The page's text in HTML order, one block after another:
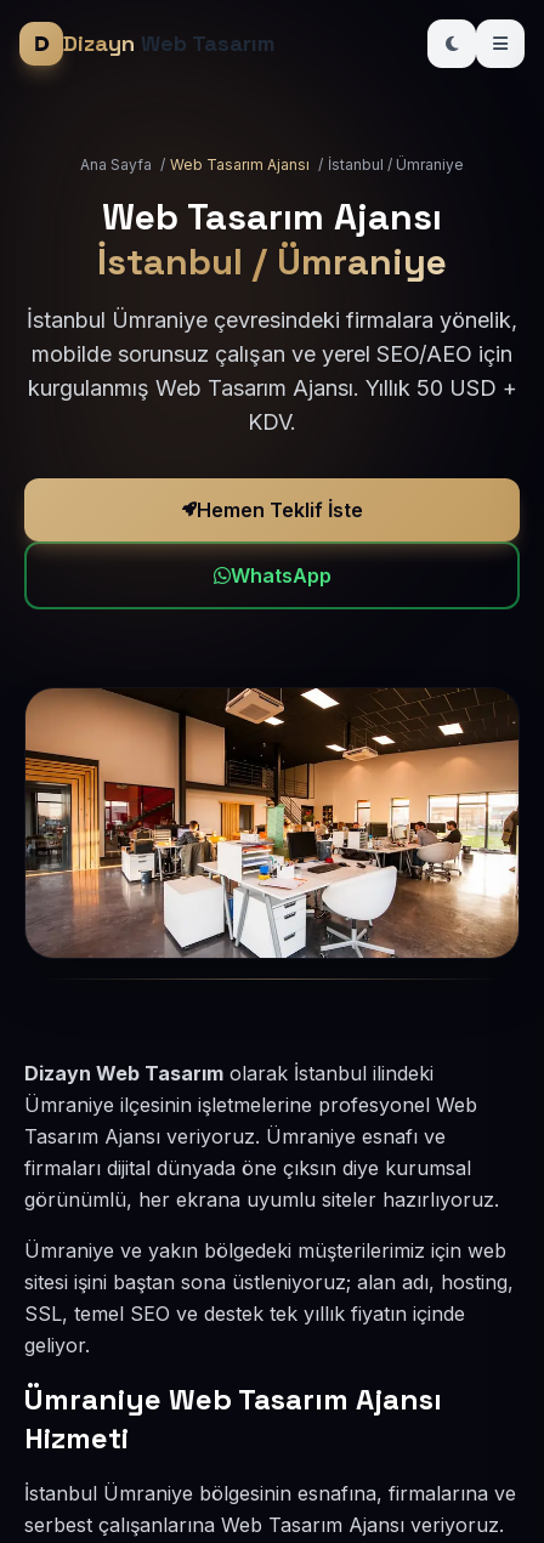
Dizayn Web Tasarım
Ana Sayfa / Web Tasarım Ajansı / İstanbul / Ümraniye
Web Tasarım Ajansı
İstanbul / Ümraniye
İstanbul Ümraniye çevresindeki firmalara yönelik,
mobilde sorunsuz çalışan ve yerel SEO/AEO için
kurgulanmış Web Tasarım Ajansı. Yıllık 50 USD +
KDV.
Hemen Teklif İste
WhatsApp
Dizayn Web Tasarım olarak İstanbul ilindeki
Ümraniye ilçesinin işletmelerine profesyonel Web
Tasarım Ajansı veriyoruz. Ümraniye esnafı ve
firmaları dijital dünyada öne çıksın diye kurumsal
görünümlü, her ekrana uyumlu siteler hazırlıyoruz.
Ümraniye ve yakın bölgedeki müşterilerimiz için web
sitesi işini baştan sona üstleniyoruz; alan adı, hosting,
SSL, temel SEO ve destek tek yıllık fiyatın içinde
geliyor.
Ümraniye Web Tasarım Ajansı
Hizmeti
İstanbul Ümraniye bölgesinin esnafına, firmalarına ve
serbest çalışanlarına Web Tasarım Ajansı veriyoruz.